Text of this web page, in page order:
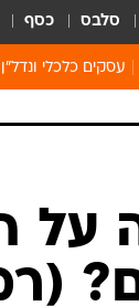
סלבס כסף
עסקים כלכלי ונדל"ן